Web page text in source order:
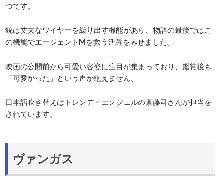
つです。
銃は丈夫なワイヤーを繰り出す機能があり、物語の最後ではこ
の機能でエージェントMを救う活躍をみせました。
映画の公開前から可愛い容姿に注目が集まっており、鑑賞後も
「可愛かった」という声が絶えません。
日本語吹き替えはトレンディエンジェルの斎藤司さんが担当を
されています。
ヴァンガス